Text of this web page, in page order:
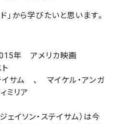
」から学びたいと思います。
年 アメリカ映画
サム 、 マイケル・アンガ
ミリア
イソン・ステイサム）は今